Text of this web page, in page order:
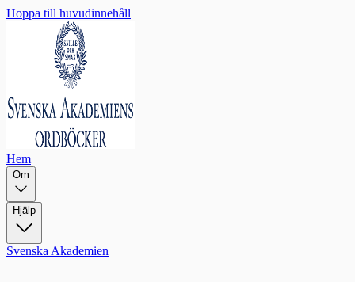
Hoppa till huvudinnehåll
Hem
Om
Hjälp
Svenska Akademien